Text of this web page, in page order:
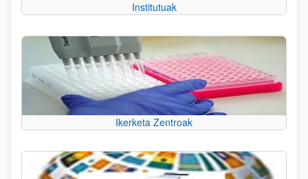
Institutuak
Ikerketa Zentroak